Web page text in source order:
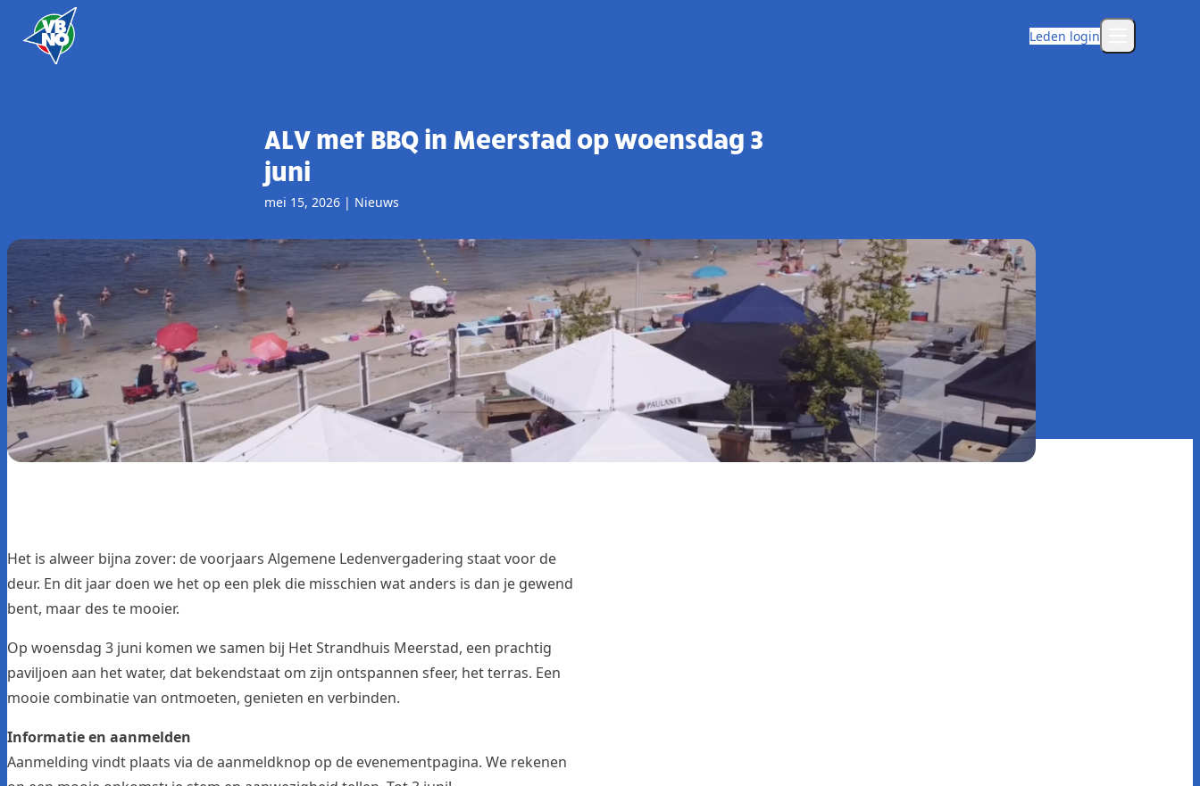
Skip to content
Leden login
ALV met BBQ in Meerstad op woensdag 3
juni
mei 15, 2026 | Nieuws
Het is alweer bijna zover: de voorjaars Algemene Ledenvergadering staat voor de
deur. En dit jaar doen we het op een plek die misschien wat anders is dan je gewend
bent, maar des te mooier.
Op woensdag 3 juni komen we samen bij Het Strandhuis Meerstad, een prachtig
paviljoen aan het water, dat bekendstaat om zijn ontspannen sfeer, het terras. Een
mooie combinatie van ontmoeten, genieten en verbinden.
Informatie en aanmelden
Aanmelding vindt plaats via de aanmeldknop op de evenementpagina. We rekenen